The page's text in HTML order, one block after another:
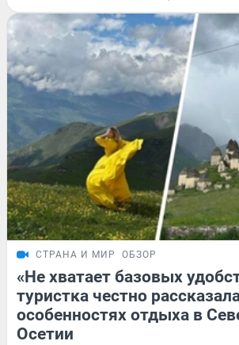
СТРАНА И МИР ОБЗОР
«Не хватает базовых
туристка честно
особенностях отдыха в
Осетии